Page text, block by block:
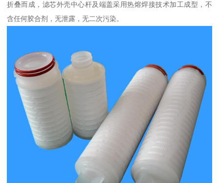
折叠而成，滤芯外壳中心杆及端盖采用热熔焊接技术加工成型，不
含任何胶合剂，无泄露，无二次污染。